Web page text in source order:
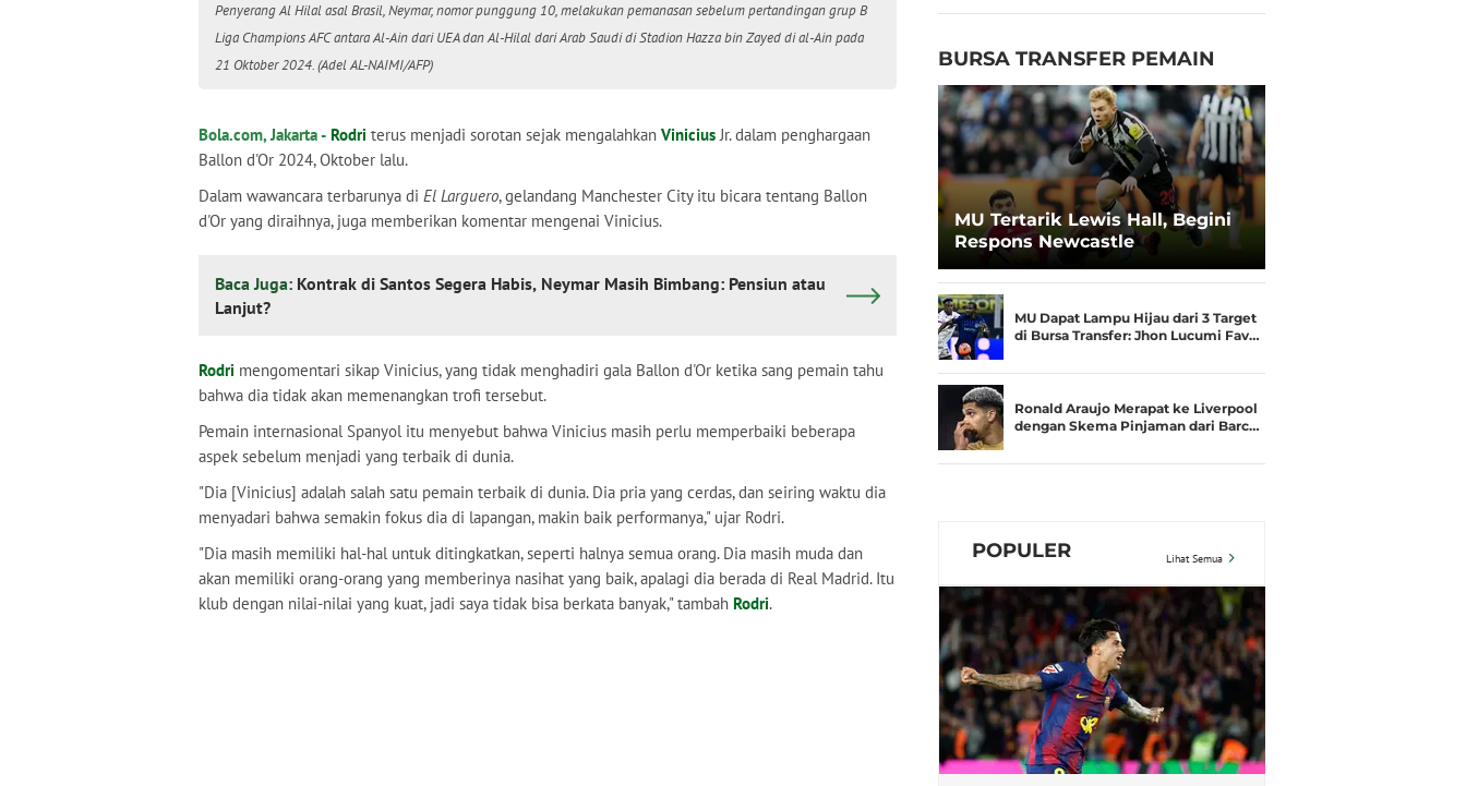
Penyerang Al Hilal asal Brasil, Neymar, nomor punggung 10, melakukan pemanasan sebelum pertandingan grup B
Liga Champions AFC antara Al-Ain dari UEA dan Al-Hilal dari Arab Saudi di Stadion Hazza bin Zayed di al-Ain pada
21 Oktober 2024. (Adel AL-NAIMI/AFP)
Bola.com, Jakarta - Rodri terus menjadi sorotan sejak mengalahkan ViniciusJr. dalam penghargaan
Ballon d'Or 2024, Oktober lalu.
Dalam wawancara terbarunya di El Larguero, gelandang Manchester City itu bicara tentang Ballon
d'Or yang diraihnya, juga memberikan komentar mengenai Vinicius.
Baca Juga: Kontrak di Santos Segera Habis, Neymar Masih Bimbang: Pensiun atau
Lanjut?
Rodri mengomentari sikap Vinicius, yang tidak menghadiri gala Ballon d'Or ketika sang pemain tahu
bahwa dia tidak akan memenangkan trofi tersebut.
Pemain internasional Spanyol itu menyebut bahwa Vinicius masih perlu memperbaiki beberapa
aspek sebelum menjadi yang terbaik di dunia.
"Dia [Vinicius] adalah salah satu pemain terbaik di dunia. Dia pria yang cerdas, dan seiring waktu dia
menyadari bahwa semakin fokus dia di lapangan, makin baik performanya," ujar Rodri.
"Dia masih memiliki hal-hal untuk ditingkatkan, seperti halnya semua orang. Dia masih muda dan
akan memiliki orang-orang yang memberinya nasihat yang baik, apalagi dia berada di Real Madrid. Itu
klub dengan nilai-nilai yang kuat, jadi saya tidak bisa berkata banyak," tambah Rodri.
BURSA TRANSFER PEMAIN
MU Tertarik Lewis Hall, Begini
Respons Newcastle
MU Dapat Lampu Hijau dari 3 Target
di Bursa Transfer: Jhon Lucumi Fav…
Ronald Araujo Merapat ke Liverpool
dengan Skema Pinjaman dari Barc…
POPULER Lihat Semua